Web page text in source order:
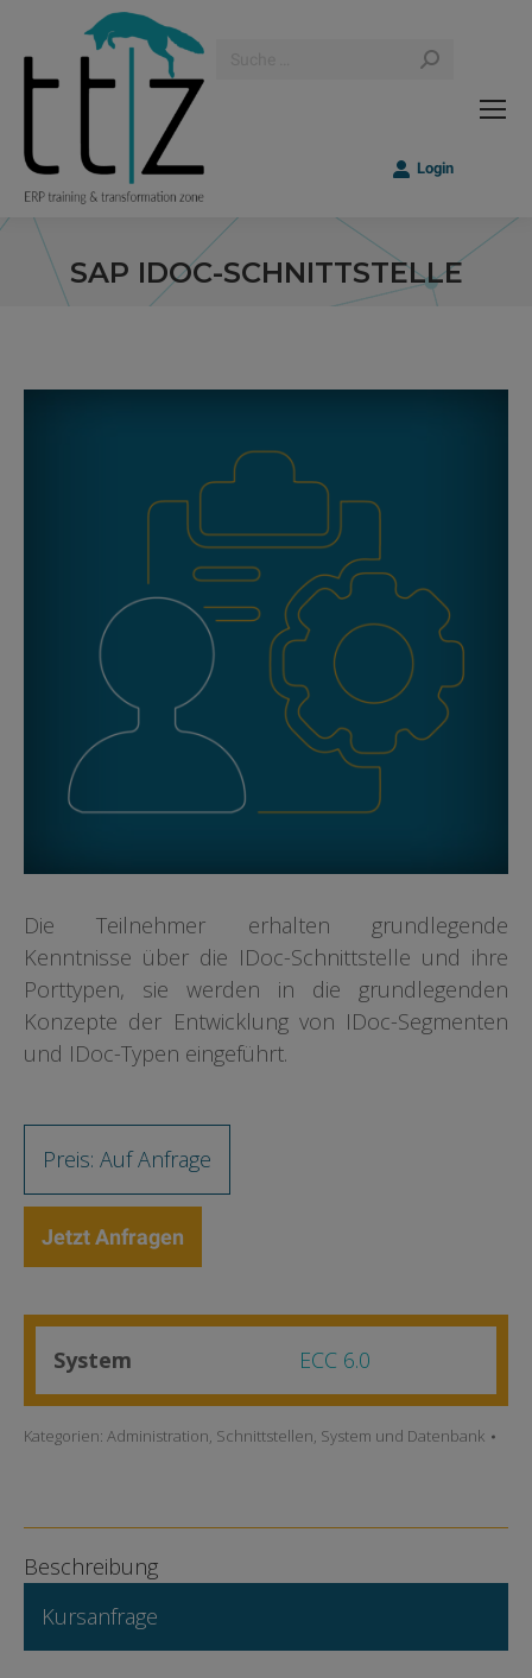
Login
SAP IDOC-SCHNITTSTELLE
Sie befinden sich hier:
Die Teilnehmer erhalten grundlegende
Kenntnisse über die IDoc-Schnittstelle und ihre
Porttypen, sie werden in die grundlegenden
Konzepte der Entwicklung von IDoc-Segmenten
und IDoc-Typen eingeführt.
Preis: Auf Anfrage
Jetzt Anfragen
System ECC 6.0
Kategorien: Administration, Schnittstellen, System und Datenbank
Beschreibung
Kursanfrage